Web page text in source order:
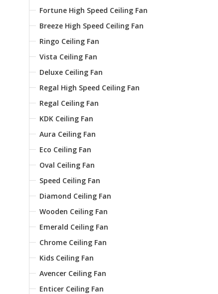
Fortune High Speed Ceiling Fan
Breeze High Speed Ceiling Fan
Ringo Ceiling Fan
Vista Ceiling Fan
Deluxe Ceiling Fan
Regal High Speed Ceiling Fan
Regal Ceiling Fan
KDK Ceiling Fan
Aura Ceiling Fan
Eco Ceiling Fan
Oval Ceiling Fan
Speed Ceiling Fan
Diamond Ceiling Fan
Wooden Ceiling Fan
Emerald Ceiling Fan
Chrome Ceiling Fan
Kids Ceiling Fan
Avencer Ceiling Fan
Enticer Ceiling Fan